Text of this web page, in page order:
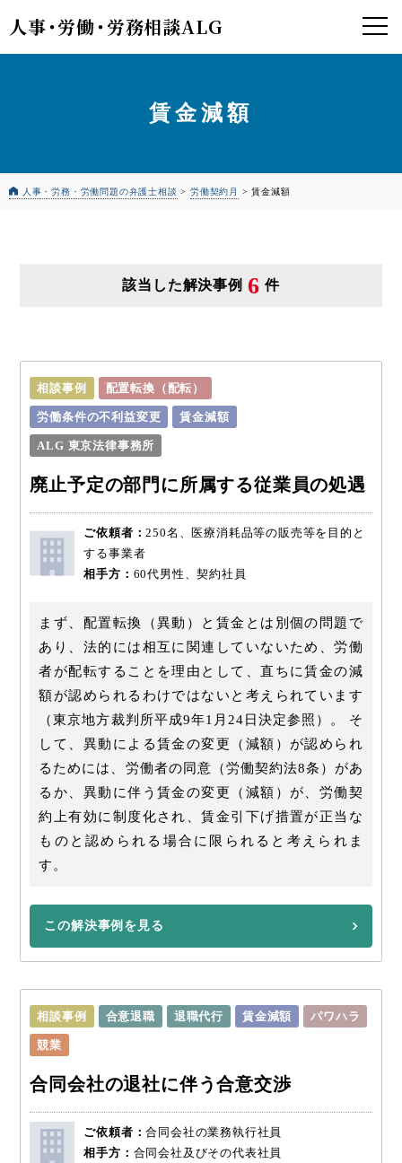
人事・労働・労務相談ALG
賃金減額
人事・労務・労働問題の弁護士相談 >労働契約月 >賃金減額
該当した解決事例 6 件
相談事例 配置転換（配転）
労働条件の不利益変更 賃金減額
ALG 東京法律事務所
廃止予定の部門に所属する従業員の処遇
ご依頼者：250名、医療消耗品等の販売等を目的と
する事業者
相手方： 60代男性、契約社員
まず、配置転換（異動）と賃金とは別個の問題で
あり、法的には相互に関連していないため、労働
者が配転することを理由として、直ちに賃金の減
額が認められるわけではないと考えられています
（東京地方裁判所平成9年1月24日決定参照）。 そ
して、異動による賃金の変更（減額）が認められ
るためには、労働者の同意（労働契約法8条）があ
るか、異動に伴う賃金の変更（減額）が、労働契
約上有効に制度化され、賃金引下げ措置が正当な
ものと認められる場合に限られると考えられま
す。
この解決事例を見る
相談事例 合意退職 退職代行 賃金減額 パワハラ
競業
合同会社の退社に伴う合意交渉
ご依頼者：合同会社の業務執行社員
相手方： 合同会社及びその代表社員